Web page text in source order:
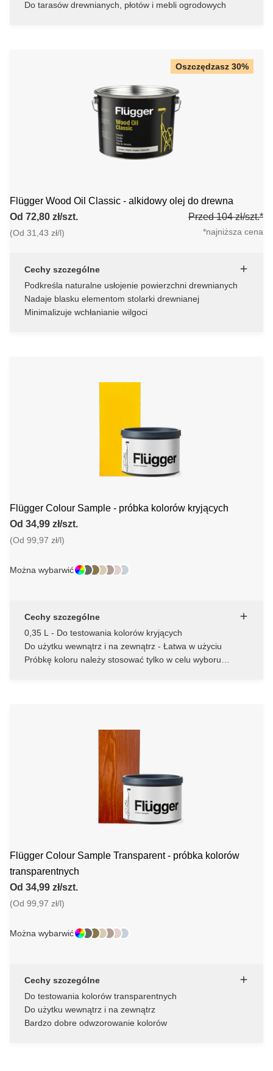
Do tarasów drewnianych, płotów i mebli ogrodowych
Oszczędzasz 30%
Flügger Wood Oil Classic - alkidowy olej do drewna
Od 72,80 zł/szt.
(Od 31,43 zł/l)
Przed 104 zł/szt.*
*najniższa cena
Cechy szczególne
Podkreśla naturalne usłojenie powierzchni drewnianych
Nadaje blasku elementom stolarki drewnianej
Minimalizuje wchłanianie wilgoci
Flügger Colour Sample - próbka kolorów kryjących
Od 34,99 zł/szt.
(Od 99,97 zł/l)
Można wybarwić
Cechy szczególne
0,35 L - Do testowania kolorów kryjących
Do użytku wewnątrz i na zewnątrz - Łatwa w użyciu
Próbkę koloru należy stosować tylko w celu wyboru
Flügger Colour Sample Transparent - próbka kolorów
transparentnych
Od 34,99 zł/szt.
(Od 99,97 zł/l)
Można wybarwić
Cechy szczególne
Do testowania kolorów transparentnych
Do użytku wewnątrz i na zewnątrz
Bardzo dobre odwzorowanie kolorów